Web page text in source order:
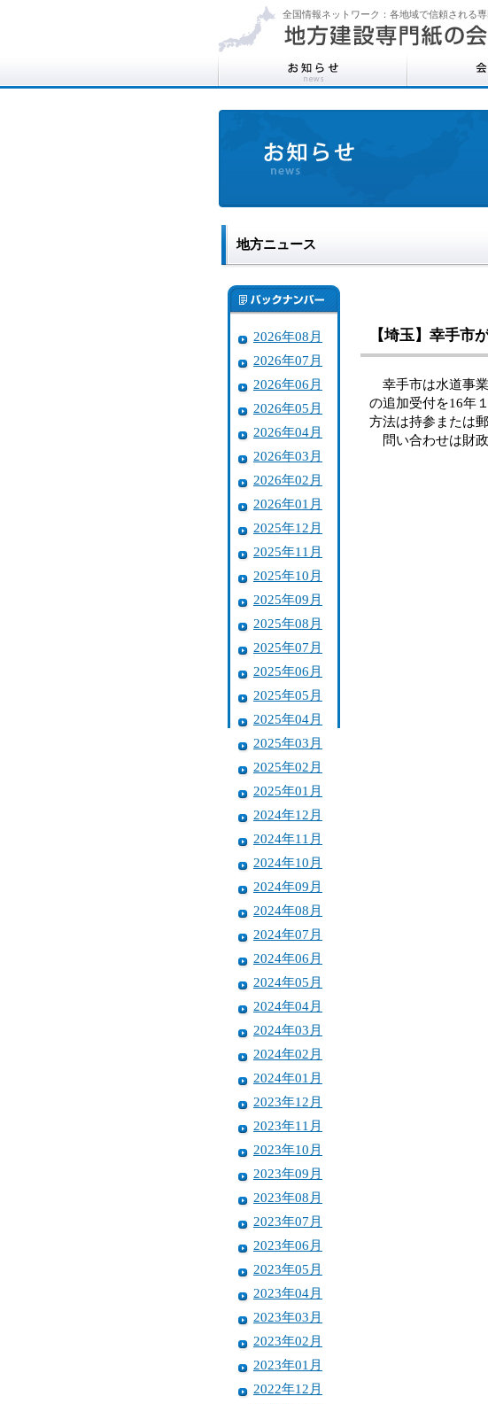
全国情報ネットワーク：各地域で信頼される
地方ニュース
2026年08月
2026年07月
2026年06月
2026年05月
2026年04月
2026年03月
2026年02月
2026年01月
2025年12月
2025年11月
2025年10月
2025年09月
2025年08月
2025年07月
2025年06月
2025年05月
2025年04月
2025年03月
2025年02月
2025年01月
2024年12月
2024年11月
2024年10月
2024年09月
2024年08月
2024年07月
2024年06月
2024年05月
2024年04月
2024年03月
2024年02月
2024年01月
2023年12月
2023年11月
2023年10月
2023年09月
2023年08月
2023年07月
2023年06月
2023年05月
2023年04月
2023年03月
2023年02月
2023年01月
2022年12月
【埼玉】幸手市
幸手市は水道事
の追加受付を16年
方法は持参または
問い合わせは財政